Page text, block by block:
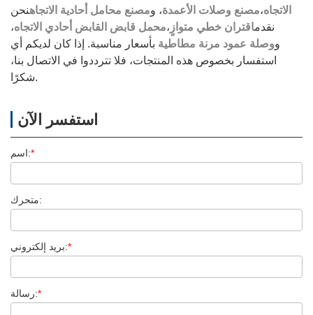
الاتجاه،مصنع وصلات الأعمدة، ومصنع محامل أحادية الاتجاهنحن
نقدماقتران خطي متوازٍ ،محمل قابض القابض أحادي الاتجاه،
ووصلة عمود مرنة مطاطية بأسعار مناسبة. إذا كان لديكم أي
استفسار بخصوص هذه المنتجات، فلا تترددوا في الاتصال بنا،
شكرًا.
استفسر الآن
اسم:*
متحرك:
بريد إلكتروني:*
رسالة:*